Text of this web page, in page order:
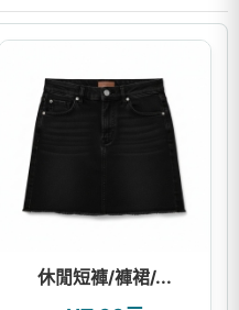
休閒短褲/褲裙/...